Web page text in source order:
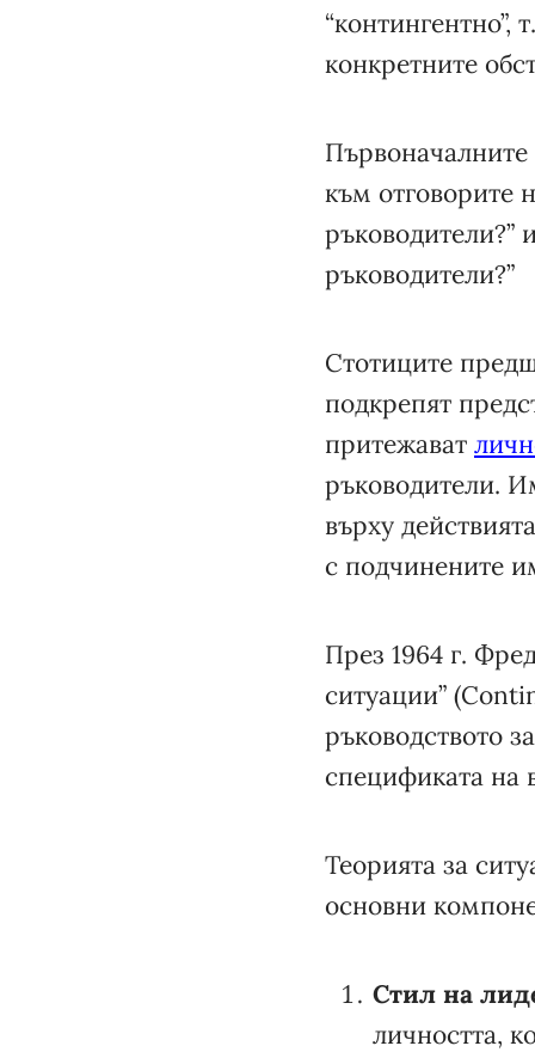
“контингентно”,
конкретните
към отговорите
ръководители?”
ръководители?”
Стотиците
подкрепят
притежават
ръководители.
върху
с подчинените
През 1964 г.
ситуации”
ръководството
спецификата на
Теорията за
основни
Стил на
личността,